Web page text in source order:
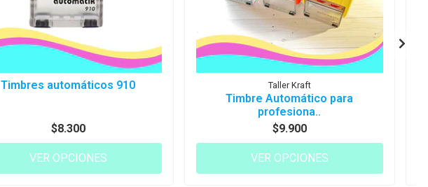
Timbres automáticos 910
$8.300
VER OPCIONES
Taller Kraft
Timbre Automático para
profesiona..
$9.900
VER OPCIONES